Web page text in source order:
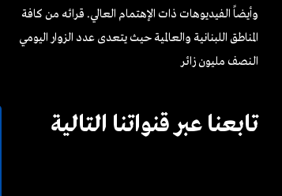
وأيضاً الفيديوهات ذات الإهتمام العالي. قرائه من كافة
المناطق اللبنانية والعالمية حيث يتعدى عدد الزوار اليومي
الـنصف مليون زائر
تابعنا عبر قنواتنا التالية